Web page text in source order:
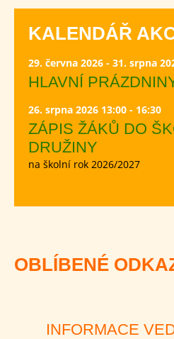
KALENDÁŘ
29. června 2026 - 31. srpna
HLAVNÍ
26. srpna 2026 13:00 - 16:30
ZÁPIS ŽÁKŮ DO
DRUŽINY
na školní rok 2026/2027
OBLÍBENÉ
INFORMACE